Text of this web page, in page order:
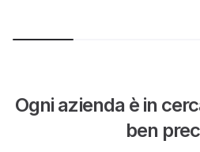
Ogni azienda è in
ben